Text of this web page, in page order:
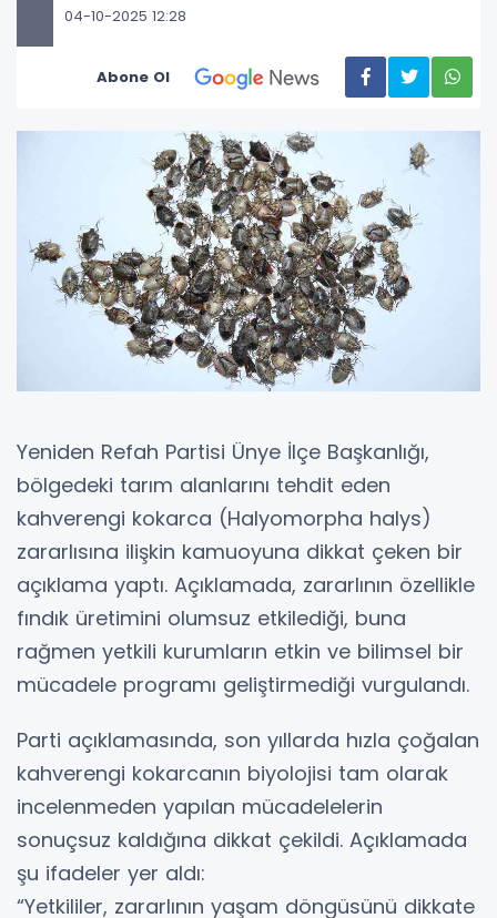
04-10-2025 12:28
Abone Ol
Yeniden Refah Partisi Ünye İlçe Başkanlığı,
bölgedeki tarım alanlarını tehdit eden
kahverengi kokarca (Halyomorpha halys)
zararlısına ilişkin kamuoyuna dikkat çeken bir
açıklama yaptı. Açıklamada, zararlının özellikle
fındık üretimini olumsuz etkilediği, buna
rağmen yetkili kurumların etkin ve bilimsel bir
mücadele programı geliştirmediği vurgulandı.
Parti açıklamasında, son yıllarda hızla çoğalan
kahverengi kokarcanın biyolojisi tam olarak
incelenmeden yapılan mücadelelerin
sonuçsuz kaldığına dikkat çekildi. Açıklamada
şu ifadeler yer aldı:
“Yetkililer, zararlının yaşam döngüsünü dikkate